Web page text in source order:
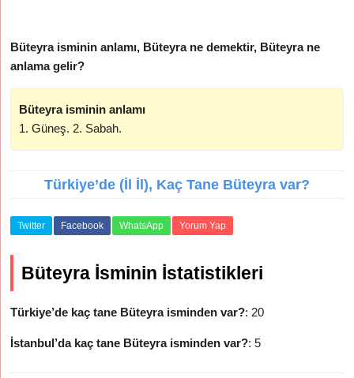
Büteyra isminin anlamı, Büteyra ne demektir, Büteyra ne
anlama gelir?
Büteyra isminin anlamı
1. Güneş. 2. Sabah.
Türkiye’de (İl İl), Kaç Tane Büteyra var?
Twitter Facebook WhatsApp Yorum Yap
Büteyra İsminin İstatistikleri
Türkiye’de kaç tane Büteyra isminden var?: 20
İstanbul’da kaç tane Büteyra isminden var?: 5